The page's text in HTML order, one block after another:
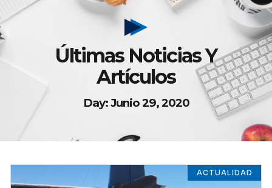
Últimas Noticias Y
Artículos
Day: Junio 29, 2020
ACTUALIDAD